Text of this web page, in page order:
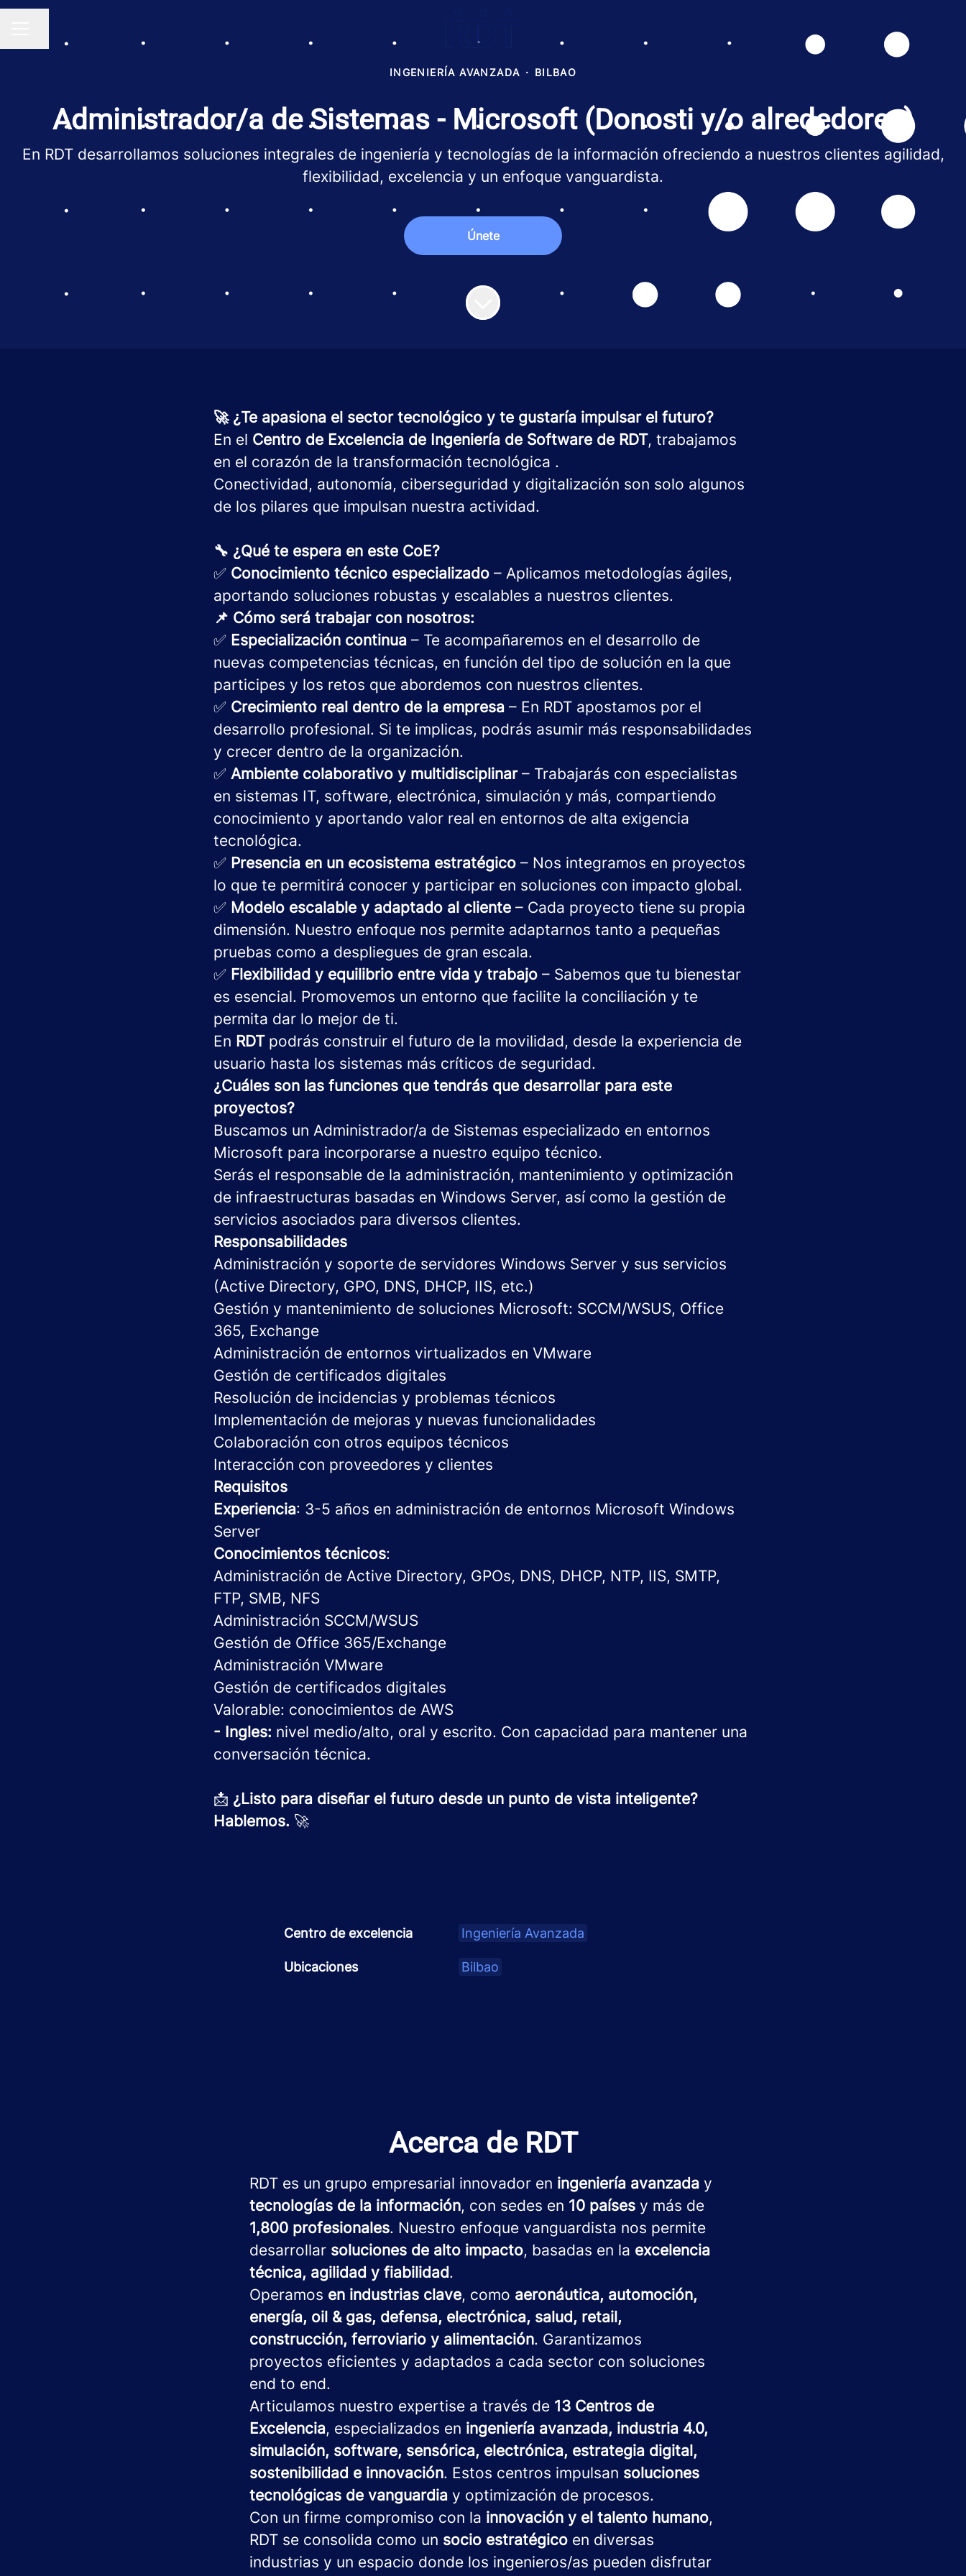
INGENIERÍA AVANZADA · BILBAO
Administrador/a de Sistemas - Microsoft (Donosti y/o alrededores)
En RDT desarrollamos soluciones integrales de ingeniería y tecnologías de la información ofreciendo a nuestros clientes agilidad,
flexibilidad, excelencia y un enfoque vanguardista.
Únete
🚀 ¿Te apasiona el sector tecnológico y te gustaría impulsar el futuro?
En el Centro de Excelencia de Ingeniería de Software de RDT, trabajamos
en el corazón de la transformación tecnológica .
Conectividad, autonomía, ciberseguridad y digitalización son solo algunos
de los pilares que impulsan nuestra actividad.
🔧 ¿Qué te espera en este CoE?
✅ Conocimiento técnico especializado – Aplicamos metodologías ágiles,
aportando soluciones robustas y escalables a nuestros clientes.
📌 Cómo será trabajar con nosotros:
✅ Especialización continua – Te acompañaremos en el desarrollo de
nuevas competencias técnicas, en función del tipo de solución en la que
participes y los retos que abordemos con nuestros clientes.
✅ Crecimiento real dentro de la empresa – En RDT apostamos por el
desarrollo profesional. Si te implicas, podrás asumir más responsabilidades
y crecer dentro de la organización.
✅ Ambiente colaborativo y multidisciplinar– Trabajarás con especialistas
en sistemas IT, software, electrónica, simulación y más, compartiendo
conocimiento y aportando valor real en entornos de alta exigencia
tecnológica.
✅ Presencia en un ecosistema estratégico – Nos integramos en proyectos
lo que te permitirá conocer y participar en soluciones con impacto global.
✅ Modelo escalable y adaptado al cliente – Cada proyecto tiene su propia
dimensión. Nuestro enfoque nos permite adaptarnos tanto a pequeñas
pruebas como a despliegues de gran escala.
✅ Flexibilidad y equilibrio entre vida y trabajo – Sabemos que tu bienestar
es esencial. Promovemos un entorno que facilite la conciliación y te
permita dar lo mejor de ti.
En RDTpodrás construir el futuro de la movilidad, desde la experiencia de
usuario hasta los sistemas más críticos de seguridad.
¿Cuáles son las funciones que tendrás que desarrollar para este
proyectos?
Buscamos un Administrador/a de Sistemas especializado en entornos
Microsoft para incorporarse a nuestro equipo técnico.
Serás el responsable de la administración, mantenimiento y optimización
de infraestructuras basadas en Windows Server, así como la gestión de
servicios asociados para diversos clientes.
Responsabilidades
Administración y soporte de servidores Windows Server y sus servicios
(Active Directory, GPO, DNS, DHCP, IIS, etc.)
Gestión y mantenimiento de soluciones Microsoft: SCCM/WSUS, Office
365, Exchange
Administración de entornos virtualizados en VMware
Gestión de certificados digitales
Resolución de incidencias y problemas técnicos
Implementación de mejoras y nuevas funcionalidades
Colaboración con otros equipos técnicos
Interacción con proveedores y clientes
Requisitos
Experiencia: 3-5 años en administración de entornos Microsoft Windows
Server
Conocimientos técnicos:
Administración de Active Directory, GPOs, DNS, DHCP, NTP, IIS, SMTP,
FTP, SMB, NFS
Administración SCCM/WSUS
Gestión de Office 365/Exchange
Administración VMware
Gestión de certificados digitales
Valorable: conocimientos de AWS
- Ingles: nivel medio/alto, oral y escrito. Con capacidad para mantener una
conversación técnica.
📩 ¿Listo para diseñar el futuro desde un punto de vista inteligente?
Hablemos. 🚀
Centro de excelencia Ingeniería Avanzada
Ubicaciones Bilbao
Acerca de RDT
RDT es un grupo empresarial innovador en ingeniería avanzada y
tecnologías de la información, con sedes en 10 países y más de
1,800 profesionales. Nuestro enfoque vanguardista nos permite
desarrollar soluciones de alto impacto, basadas en la excelencia
técnica, agilidad y fiabilidad.
Operamos en industrias clave, como aeronáutica, automoción,
energía, oil & gas, defensa, electrónica, salud, retail,
construcción, ferroviario y alimentación. Garantizamos
proyectos eficientes y adaptados a cada sector con soluciones
end to end.
Articulamos nuestro expertise a través de 13 Centros de
Excelencia, especializados en ingeniería avanzada, industria 4.0,
simulación, software, sensórica, electrónica, estrategia digital,
sostenibilidad e innovación. Estos centros impulsan soluciones
tecnológicas de vanguardia y optimización de procesos.
Con un firme compromiso con la innovación y el talento humano,
RDT se consolida como un socio estratégico en diversas
industrias y un espacio donde los ingenieros/as pueden disfrutar